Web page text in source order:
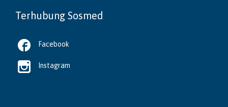
Terhubung Sosmed
 Facebook
 Instagram